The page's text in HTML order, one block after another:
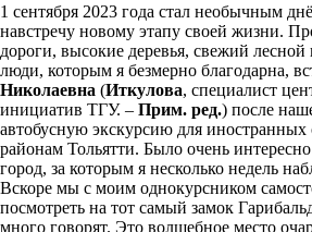
1 сентября 2023 года стал необычным
навстречу новому этапу своей жизни.
дороги, высокие деревья, свежий
люди, которым я безмерно благодарна,
Николаевна (Иткулова, специалист
инициатив ТГУ. – Прим. ред.) после
автобусную экскурсию для
районам Тольятти. Было очень
город, за которым я несколько недель
Вскоре мы с моим однокурсником
посмотреть на тот самый замок
много говорят. Это волшебное место